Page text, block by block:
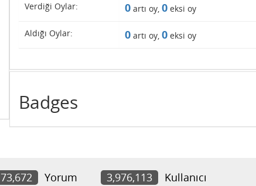
Verdiği Oylar: 0artı oy, 0eksi oy
Aldığı Oylar: 0artı oy, 0eksi oy
Badges
73,672 Yorum 3,976,113 Kullanıcı